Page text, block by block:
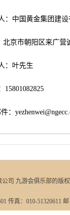
：中国黄金集团建
：北京市朝阳
人：叶
：
：
公司 九游会俱乐部的版权
传真：010-51320611 邮